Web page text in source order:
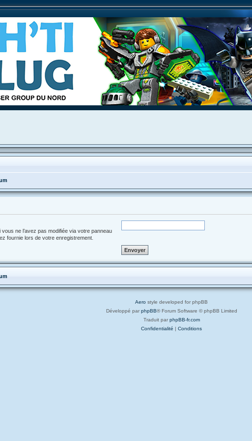
ne l’avez pas modifiée via votre panneau
fournie lors de votre enregistrement.
Aero style developed for phpBB
Développé par phpBB® Forum Software © phpBB Limited
Traduit par phpBB-fr.com
Confidentialité | Conditions